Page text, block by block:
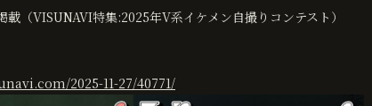
（VISUNAVI特集:2025年V系イケメン自撮りコンテスト）
2025-11-27/40771/